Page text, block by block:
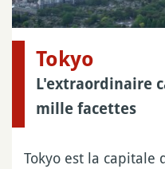
Tokyo
L'extraordinaire
mille facettes
Tokyo est la capitale